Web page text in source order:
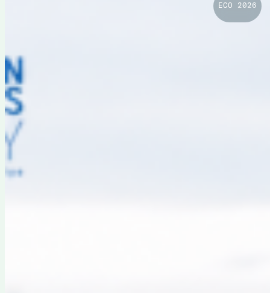
ECO 2026